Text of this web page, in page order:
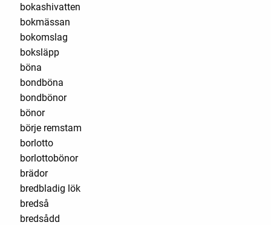
bokashivatten
bokmässan
bokomslag
boksläpp
böna
bondböna
bondbönor
bönor
börje remstam
borlotto
borlottobönor
brädor
bredbladig lök
bredså
bredsådd